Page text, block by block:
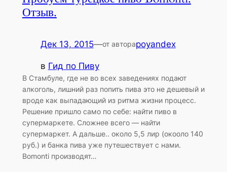
Отзыв.
Дек 13, 2015—от автораpoyandex
в Гид по Пиву
В Стамбуле, где не во всех заведениях подают
алкоголь, лишний раз попить пива это не дешевый и
вроде как выпадающий из ритма жизни процесс.
Решение пришло само по себе: найти пиво в
супермаркете. Сложнее всего — найти
супермаркет. А дальше.. около 5,5 лир (окооло 140
руб.) и банка пива уже путешествует с нами.
Bomonti производят…